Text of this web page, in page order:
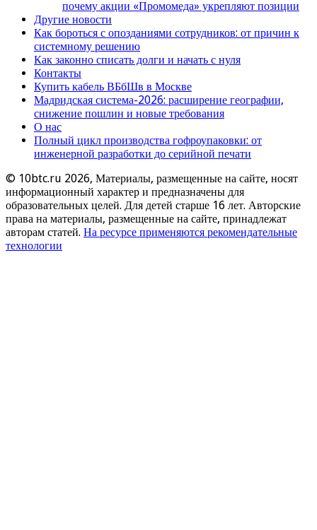
почему акции «Промомеда» укрепляют позиции
Другие новости
Как бороться с опозданиями сотрудников: от причин к
системному решению
Как законно списать долги и начать с нуля
Контакты
Купить кабель ВБбШв в Москве
Мадридская система-2026: расширение географии,
снижение пошлин и новые требования
О нас
Полный цикл производства гофроупаковки: от
инженерной разработки до серийной печати
© 10btc.ru 2026, Материалы, размещенные на сайте, носят
информационный характер и предназначены для
образовательных целей. Для детей старше 16 лет. Авторские
права на материалы, размещенные на сайте, принадлежат
авторам статей. На ресурсе применяются рекомендательные
технологии